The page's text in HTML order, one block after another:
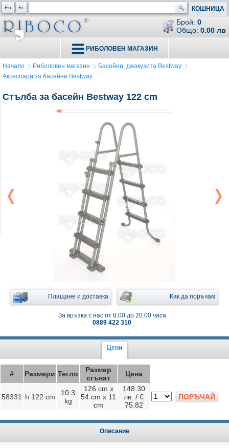
En Бг КОШНИЦА
Брой: 0
Общо: 0.00 лв
РИБОЛОВЕН МАГАЗИН
Начало Риболовен магазин
Басейни, джакузита Bestway
Аксесоари за басейни Bestway
Стълба за басейн Bestway 122 cm
Плащане и доставка Как да поръчам
За връзка с нас от 8.00 до 20.00 часа
0889 422 310
Цени
# Размери Тегло
Размер
сгънат
Цена
58331 h 122 cm
10.3
kg
126 cm x
54 cm x 11
cm
148.30
лв. / €
75.82
ПОРЪЧАЙ
Описание